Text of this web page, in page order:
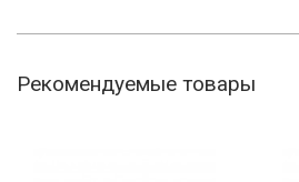
Рекомендуемые товары